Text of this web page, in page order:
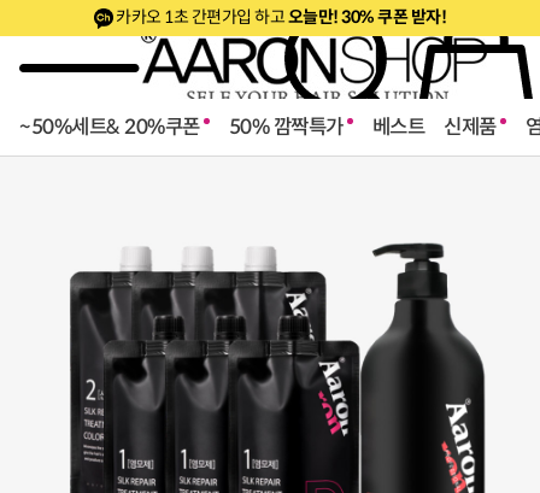
카카오 1초 간편가입 하고오늘만! 30% 쿠폰 받자!
~50%세트& 20%쿠폰 50% 깜짝특가 베스트 신제품